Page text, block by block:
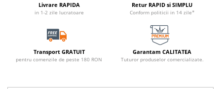
Livrare RAPIDA
in 1-2 zile lucratoare
Retur RAPID si SIMPLU
Conform politicii in 14 zile*
Transport GRATUIT
pentru comenzile de peste 180 RON
Garantam CALITATEA
Tuturor produselor comercializate.